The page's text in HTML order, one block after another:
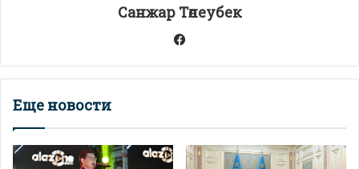
ь
Санжар Төлеубек
Facebook
Еще новости